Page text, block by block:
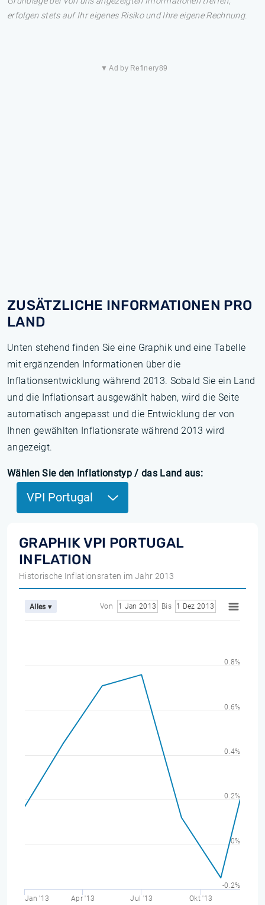
erfolgen stets auf Ihr eigenes Risiko und Ihre eigene Rechnung.
▼ Ad by Refinery89
ZUSÄTZLICHE INFORMATIONEN PRO
LAND
Unten stehend finden Sie eine Graphik und eine Tabelle
mit ergänzenden Informationen über die
Inflationsentwicklung während 2013. Sobald Sie ein Land
und die Inflationsart ausgewählt haben, wird die Seite
automatisch angepasst und die Entwicklung der von
Ihnen gewählten Inflationsrate während 2013 wird
angezeigt.
Wählen Sie den Inflationstyp / das Land aus:
VPI Portugal
GRAPHIK VPI PORTUGAL
INFLATION
Historische Inflationsraten im Jahr 2013
Alles ▾ Von 1 Jan 2013 Bis 1 Dez 2013
Jan '13 Apr '13 Jul '13 Okt '13
-0.2%
0%
0.2%
0.4%
0.6%
0.8%